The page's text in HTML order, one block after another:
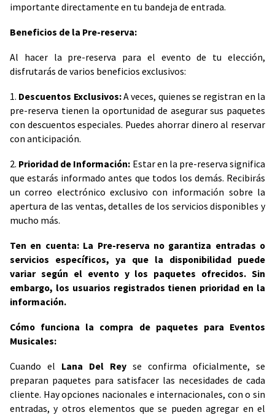
importante directamente en tu bandeja de entrada.
Beneficios de la Pre-reserva:
Al hacer la pre-reserva para el evento de tu elección,
disfrutarás de varios beneficios exclusivos:
1. Descuentos Exclusivos:A veces, quienes se registran en la
pre-reserva tienen la oportunidad de asegurar sus paquetes
con descuentos especiales. Puedes ahorrar dinero al reservar
con anticipación.
2. Prioridad de Información: Estar en la pre-reserva significa
que estarás informado antes que todos los demás. Recibirás
un correo electrónico exclusivo con información sobre la
apertura de las ventas, detalles de los servicios disponibles y
mucho más.
Ten en cuenta: La Pre-reserva no garantiza entradas o
servicios específicos, ya que la disponibilidad puede
variar según el evento y los paquetes ofrecidos. Sin
embargo, los usuarios registrados tienen prioridad en la
información.
Cómo funciona la compra de paquetes para Eventos
Musicales:
Cuando el Lana Del Rey se confirma oficialmente, se
preparan paquetes para satisfacer las necesidades de cada
cliente. Hay opciones nacionales e internacionales, con o sin
entradas, y otros elementos que se pueden agregar en el